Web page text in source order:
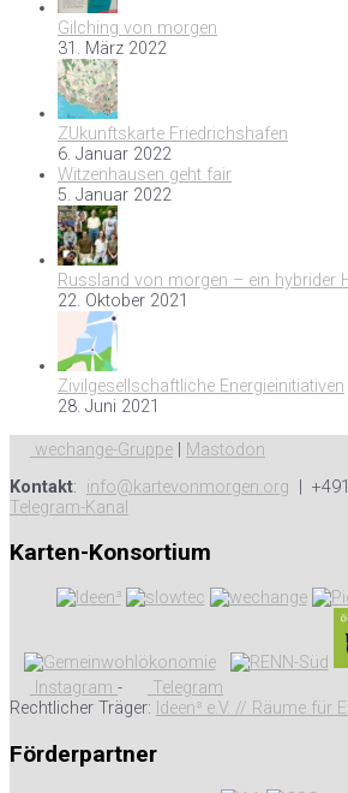
Gilching von morgen
31. März 2022
ZUkunftskarte Friedrichshafen
6. Januar 2022
Witzenhausen geht fair
5. Januar 2022
Russland von morgen – ein hybrider
22. Oktober 2021
Zivilgesellschaftliche Energieinitiativen
28. Juni 2021
wechange-Gruppe
Mastodon
Kontakt: info@kartevonmorgen.org |
Telegram-Kanal
Karten-Konsortium
Instagram -
Telegram
Rechtlicher Träger: Ideen³ e.V. // Räume für
Förderpartner